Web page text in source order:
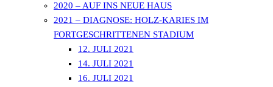
2020 – AUF INS NEUE HAUS
2021 – DIAGNOSE: HOLZ-KARIES IM
FORTGESCHRITTENEN STADIUM
12. JULI 2021
14. JULI 2021
16. JULI 2021